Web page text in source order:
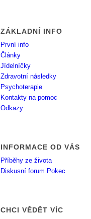
ZÁKLADNÍ INFO
První info
Články
Jídelníčky
Zdravotní následky
Psychoterapie
Kontakty na pomoc
Odkazy
INFORMACE OD VÁS
Příběhy ze života
Diskusní forum Pokec
CHCI VĚDĚT VÍC